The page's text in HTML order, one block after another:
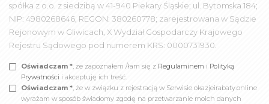
spółka z o.o. z siedzibą w 41-940 Piekary Śląskie; ul. Bytomska 184;
NIP: 4980268646, REGON: 380260778; zarejestrowana w Sądzie
Rejonowym w Gliwicach, X Wydział Gospodarczy Krajowego
Rejestru Sądowego pod numerem KRS: 0000731930.
Oświadczam *, że zapoznałem /łam się z Regulaminem i Polityką
Prywatności i akceptuję ich treść.
Oświadczam *, że w związku z rejestracją w Serwisie okazjeirabaty.online
wyrażam w sposób świadomy zgodę na przetwarzanie moich danych